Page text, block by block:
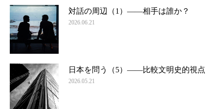
対話の周辺（1）――相手は誰か？
2026.06.21
日本を問う（5）――比較文明史的視点
2026.05.21